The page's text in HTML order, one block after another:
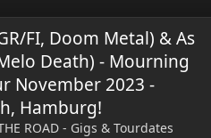
FI, Doom Metal) & As
Death) - Mourning
November 2023 -
Hamburg!
ROAD - Gigs & Tourdates